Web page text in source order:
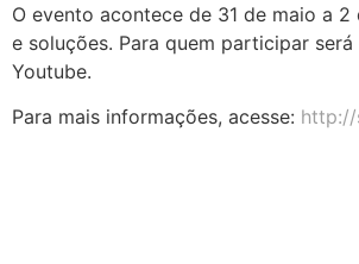
O evento acontece de 31 de maio a
e soluções. Para quem participar
Youtube.
Para mais informações, acesse: http://